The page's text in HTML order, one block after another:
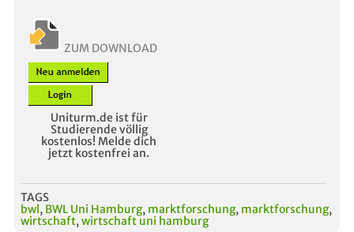
ZUM DOWNLOAD
Uniturm.de ist für
Studierende völlig
kostenlos! Melde dich
jetzt kostenfrei an.
TAGS
bwl, BWL Uni Hamburg, marktforschung, marktforschung,
wirtschaft, wirtschaft uni hamburg